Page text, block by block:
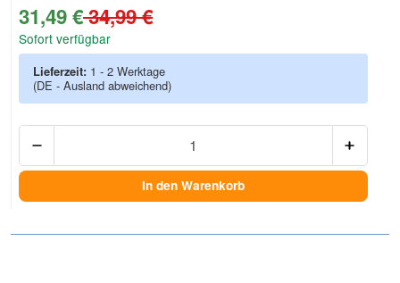
31,49 €34,99 €
Sofort verfügbar
Lieferzeit: 1 - 2 Werktage
(DE - Ausland abweichend)
In den Warenkorb